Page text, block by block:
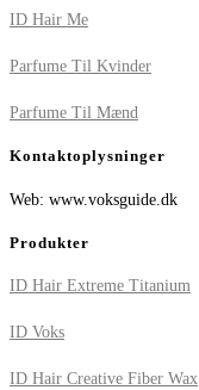
ID Hair Me
Parfume Til Kvinder
Parfume Til Mænd
Kontaktoplysninger
Web: www.voksguide.dk
Produkter
ID Hair Extreme Titanium
ID Voks
ID Hair Creative Fiber Wax